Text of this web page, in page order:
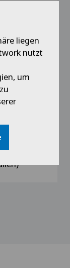
liegen
nutzt
um